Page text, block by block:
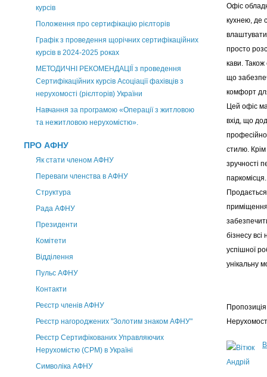
курсів
Положення про сертифікацію рієлторів
Графік з проведення щорічних сертифікаційних
курсів в 2024-2025 роках
МЕТОДИЧНІ РЕКОМЕНДАЦІЇ з проведення
Сертифікаційних курсів Асоціації фахівців з
нерухомості (рієлторів) України
Навчання за програмою «Операції з житловою
та нежитловою нерухомістю».
ПРО АФНУ
Як стати членом АФНУ
Переваги членства в АФНУ
Структура
Рада АФНУ
Президенти
Комітети
Відділення
Пульс АФНУ
Контакти
Реєстр членів АФНУ
Реєстр нагороджених "Золотим знаком АФНУ"
Реєстр Сертифікованих Управляючих
Нерухомістю (CPM) в Україні
Символіка АФНУ
Офіс
кухнею, де
просто
кави.
що
комфорт
Цей офіс
вхід, що
стилю.
зручності
паркомісця.
бізнесу всі
успішної
унікальну
Пропозиція